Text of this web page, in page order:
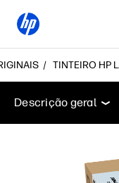
TINTEIRO HP
Descrição geral
Descrição geral